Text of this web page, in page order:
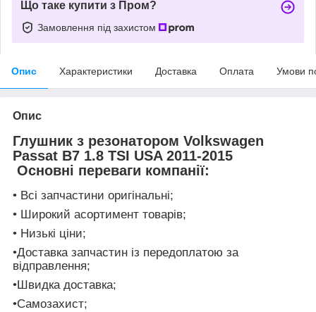
Що таке купити з Пром?
Замовлення під захистом
Опис Характеристики Доставка Оплата Умови
Опис
Глушник з резонатором Volkswagen
Passat B7 1.8 TSI USA 2011-2015
Основні переваги компанії:
• Всі запчастини оригінальні;
• Широкий асортимент товарів;
• Низькі ціни;
•Доставка запчастин із передоплатою за
відправлення;
•Швидка доставка;
•Самозахист;